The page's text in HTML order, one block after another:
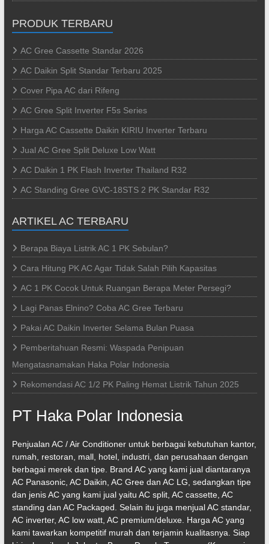
PRODUK TERBARU
AC Gree Cassette Standar 2026
AC Daikin Split Standar Terbaru 2025
Cover Pipa AC dari Rifeng
AC Gree Split Inverter F5s Series
Harga AC Cassette Daikin KIRIU Inverter Terbaru
Jual AC Gree Split Deluxe Low Watt
AC Daikin 1 PK Flash Inverter Thailand R32
AC Standing Gree GVC-18STS 2 PK Standar R32
ARTIKEL AC TERBARU
Berapa Biaya Listrik AC 1 PK Sebulan?
Cara Hitung PK AC Agar Tidak Salah Pilih Kapasitas
AC 1 PK Cocok Untuk Ruangan Berapa Meter Persegi?
Lagi Panas Elnino? Coba AC Gree Terbaru
Pakai AC Daikin Inverter Selama Bulan Puasa
Pemberitahuan Resmi: Waspada Penipuan
Mengatasnamakan Haka Polar Indonesia
Rekomendasi AC 1/2 PK Paling Hemat Listrik Tahun 2025
PT Haka Polar Indonesia
Penjualan AC / Air Conditioner untuk berbagai kebutuhan kantor,
rumah, restoran, mall, hotel, industri, dan perusahaan dengan
berbagai merek dan tipe. Brand AC yang kami jual diantaranya
AC Panasonic, AC Daikin, AC Gree dan AC LG, sedangkan tipe
dan jenis AC yang kami jual yaitu AC split, AC cassette, AC
standing dan AC Packaged. Selain itu juga menjual AC standar,
AC inverter, AC low watt, AC premium/deluxe. Harga AC yang
kami tawarkan kompetitif murah dan terjamin kualitasnya. Siap